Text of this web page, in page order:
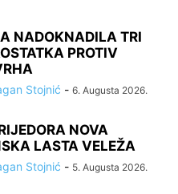
NADOKNADILA TRI
PROTIV
Stojnić - 6. Augusta 2026.
NOVA
LASTA VELEŽA
Stojnić - 5. Augusta 2026.